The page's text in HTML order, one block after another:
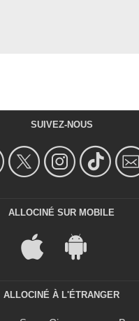
SUIVEZ-NOUS
ALLOCINÉ SUR MOBILE
ALLOCINÉ À L'ÉTRANGER